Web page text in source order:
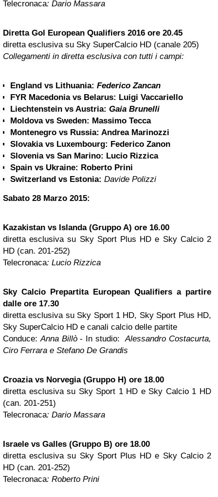
Telecronaca: Dario Massara
Diretta Gol European Qualifiers 2016 ore 20.45
diretta esclusiva su Sky SuperCalcio HD (canale 205)
Collegamenti in diretta esclusiva con tutti i campi:
England vs Lithuania: Federico Zancan
FYR Macedonia vs Belarus: Luigi Vaccariello
Liechtenstein vs Austria: Gaia Brunelli
Moldova vs Sweden: Massimo Tecca
Montenegro vs Russia: Andrea Marinozzi
Slovakia vs Luxembourg: Federico Zanon
Slovenia vs San Marino: Lucio Rizzica
Spain vs Ukraine: Roberto Prini
Switzerland vs Estonia: Davide Polizzi
Sabato 28 Marzo 2015:
Kazakistan vs Islanda (Gruppo A) ore 16.00
diretta esclusiva su Sky Sport Plus HD e Sky Calcio 2
HD (can. 201-252)
Telecronaca: Lucio Rizzica
Sky Calcio Prepartita European Qualifiers a partire
dalle ore 17.30
diretta esclusiva su Sky Sport 1 HD, Sky Sport Plus HD,
Sky SuperCalcio HD e canali calcio delle partite
Conduce:Anna Billò- In studio:Alessandro Costacurta,
Ciro Ferrara e Stefano De Grandis
Croazia vs Norvegia (Gruppo H) ore 18.00
diretta esclusiva su Sky Sport 1 HD e Sky Calcio 1 HD
(can. 201-251)
Telecronaca: Dario Massara
Israele vs Galles (Gruppo B) ore 18.00
diretta esclusiva su Sky Sport Plus HD e Sky Calcio 2
HD (can. 201-252)
Telecronaca: Roberto Prini